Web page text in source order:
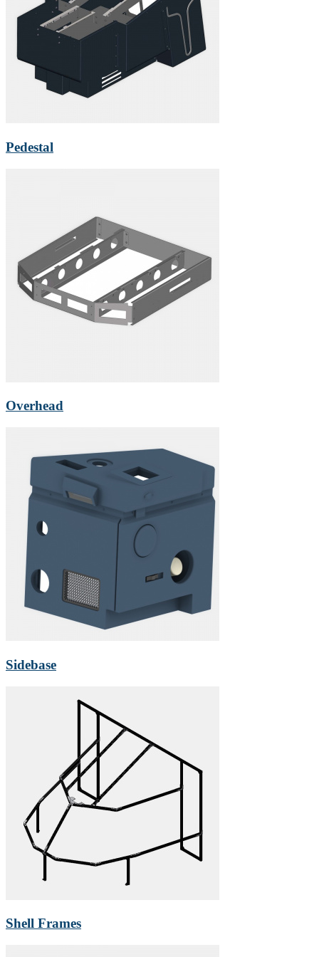
Pedestal
Overhead
Sidebase
Shell Frames